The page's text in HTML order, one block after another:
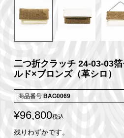
二つ折クラッチ 24-03-03
ルド×ブロンズ（革シロ）
商品番号 BAG0069
¥96,800税込
残りわずかです。